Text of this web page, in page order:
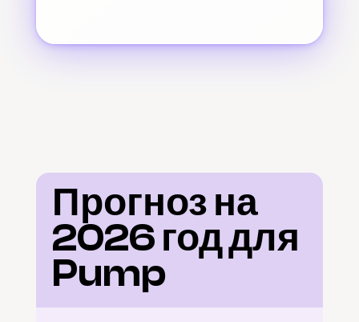
Прогноз на
2026 год для
Pump